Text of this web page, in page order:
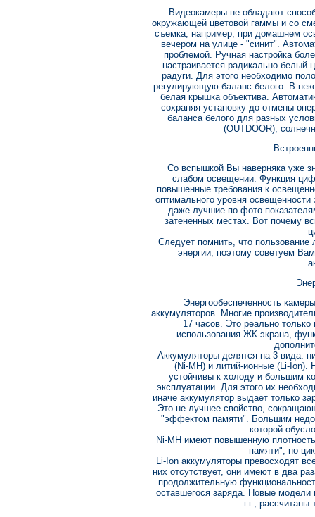
Видеокамеры не обладают
окружающей цветовой гаммы и со
съемка, например, при домашнем
вечером на улице - "синит".
проблемой. Ручная настройка
настраивается радикально белый
радуги. Для этого необходимо
регулирующую баланс белого. В
белая крышка объектива.
сохраняя установку до отмены
баланса белого для разных
(OUTDOOR),
Со вспышкой Вы наверняка уже
слабом освещении. Функция
повышенные требования к
оптимального уровня
даже лучшие по фото
затененных местах. Вот почему
Следует помнить, что пользование
энергии, поэтому советуем
Энергообеспеченность
аккумуляторов. Многие
17 часов. Это реально
использования ЖК-экрана,
Аккумуляторы делятся на 3 вида:
(Ni-MH) и литий-ионные (Li-
устойчивы к холоду и большим
эксплуатации. Для этого их
иначе аккумулятор выдает только
Это не лучшее свойство,
"эффектом памяти". Большим
которой
Ni-MH имеют повышенную
памяти", но
Li-Ion аккумуляторы превосходят
них отсутствует, они имеют в два
продолжительную
оставшегося заряда. Новые модели
г.г.,